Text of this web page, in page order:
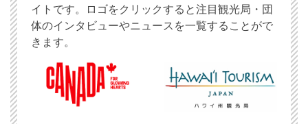
イトです。ロゴをクリックすると注目観光局・団
体のインタビューやニュースを一覧することがで
きます。